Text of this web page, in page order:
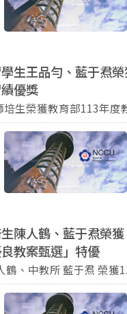
學生王品勻、藍于焄
優獎
培生榮獲教育部113年度
生 王品勻 榮獲【實習學生
于焄 榮獲【實習學生優良獎
生陳人鶴、藍于焄榮
教案甄選」特優
所 藍于焄 榮獲111年度原住民
賽德克族的生死契闊
公民歷程 獲獎名單請參見附件